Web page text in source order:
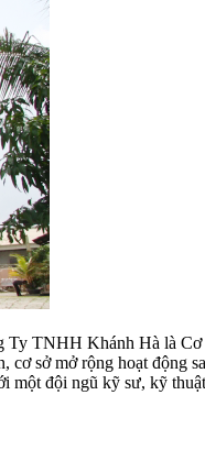
TNHH Khánh Hà là
sở mở rộng hoạt
đội ngũ kỹ sư, kỹ